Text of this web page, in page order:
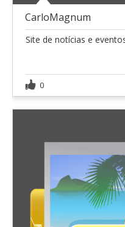
CarloMagnum
Site de notícias e
0